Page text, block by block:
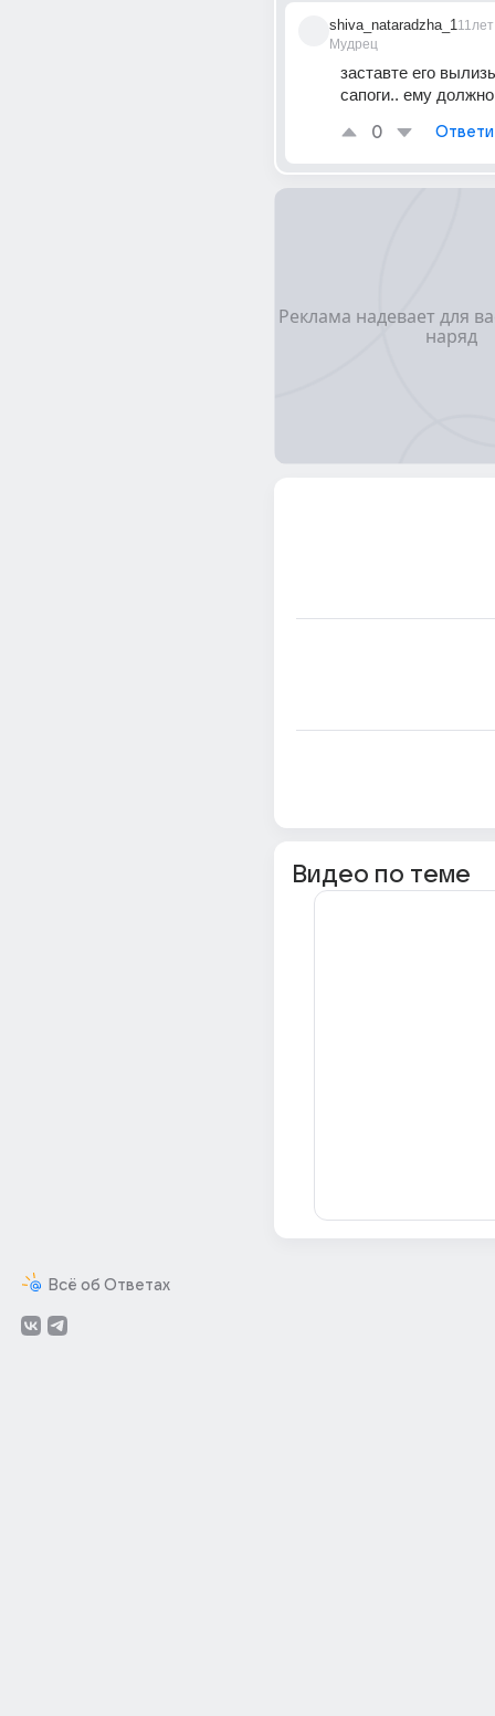
Всё об Ответах
shiva_nataradzha_1
Мудрец
11лет
заставте его
сапоги.. ему
0
Видео по теме